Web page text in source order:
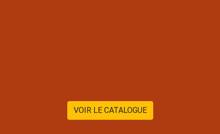
VOIR LE CATALOGUE